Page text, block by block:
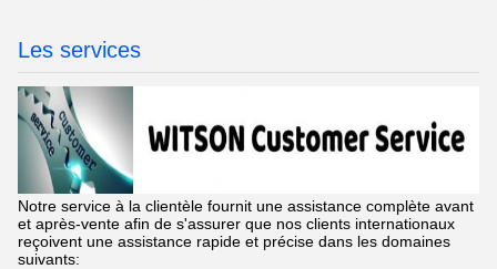
Les services
Notre service à la clientèle fournit une assistance complète avant
et après-vente afin de s'assurer que nos clients internationaux
reçoivent une assistance rapide et précise dans les domaines
suivants: